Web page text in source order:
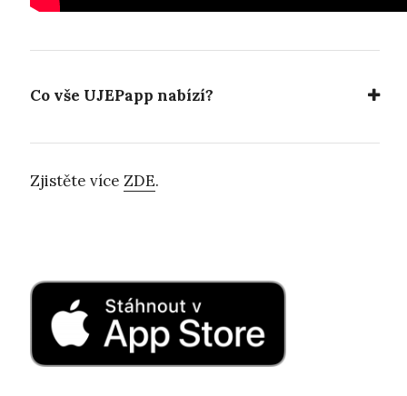
Co vše UJEPapp nabízí?
Zjistěte více ZDE.